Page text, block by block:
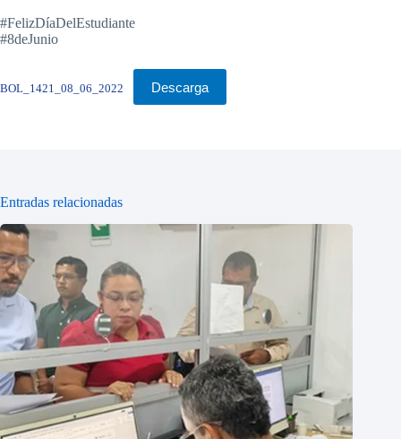
#FelizDíaDelEstudiante
#8deJunio
BOL_1421_08_06_2022 Descarga
Entradas relacionadas